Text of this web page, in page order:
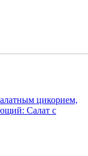
цикорием,
Салат с